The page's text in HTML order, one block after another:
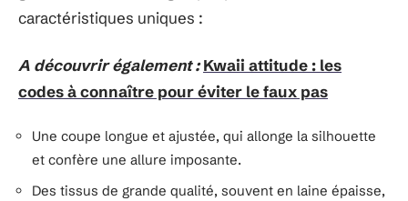
caractéristiques uniques :
A découvrir également : Kwaii attitude : les
codes à connaître pour éviter le faux pas
Une coupe longue et ajustée, qui allonge la silhouette
et confère une allure imposante.
Des tissus de grande qualité, souvent en laine épaisse,